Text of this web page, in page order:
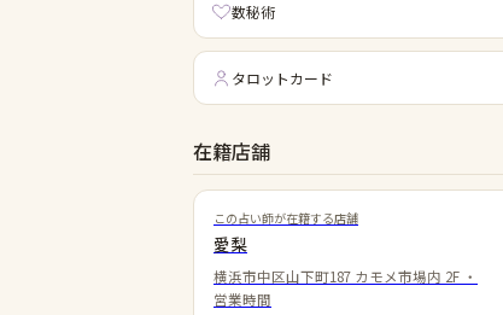
数秘術
タロットカード
在籍店舗
この占い師が在籍する店舗
愛梨
横浜市中区山下町187 カモメ市場内 2F ・
営業時間